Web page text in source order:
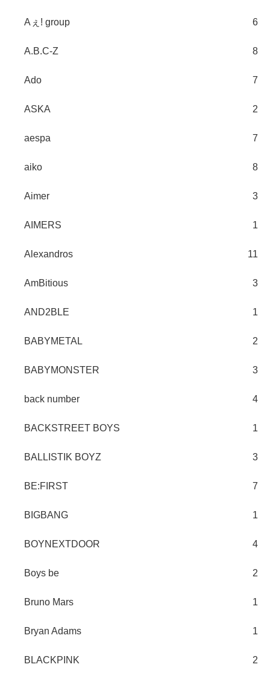
Aぇ! group 6
A.B.C-Z 8
Ado 7
ASKA 2
aespa 7
aiko 8
Aimer 3
AIMERS 1
Alexandros 11
AmBitious 3
AND2BLE 1
BABYMETAL 2
BABYMONSTER 3
back number 4
BACKSTREET BOYS 1
BALLISTIK BOYZ 3
BE:FIRST 7
BIGBANG 1
BOYNEXTDOOR 4
Boys be 2
Bruno Mars 1
Bryan Adams 1
BLACKPINK 2